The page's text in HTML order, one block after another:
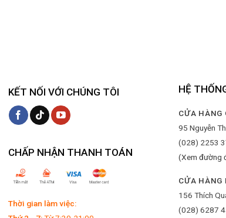
KẾT NỐI VỚI CHÚNG TÔI
CHẤP NHẬN THANH TOÁN
Thời gian làm việc:
HỆ
CỬA HÀNG
95 Nguyễn
(028) 2253
(Xem đường
CỬA HÀNG
156 Thích
(028) 6287